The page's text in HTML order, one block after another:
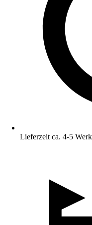
Lieferzeit ca. 4-5